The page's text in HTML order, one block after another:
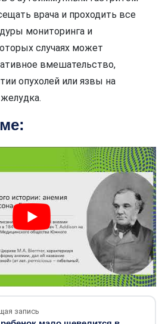
врача и проходить все
мониторинга и
случаях может
вмешательство,
опухолей или язвы на
запись